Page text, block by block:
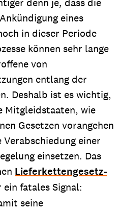
eines
in dieser Periode
können sehr lange
von
entlang der
Deshalb ist es wichtig,
Mitgleidstaaten, wie
Gesetzen vorangehen
einer
einsetzen. Das
Lieferkettengesetz-
ein fatales Signal:
seine